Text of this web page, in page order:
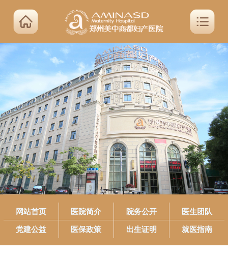
网站首页 医院简介 院务公开 医生团队
党建公益 医保政策 出生证明 就医指南